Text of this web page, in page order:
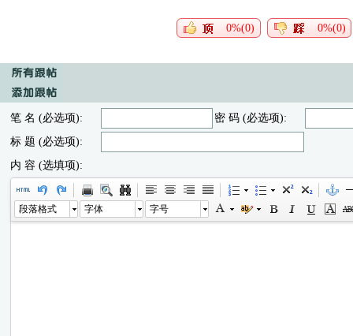
0%(0) 0%(0)
笔 名 (必选项):
密 码 (必选项):
标 题 (必选项):
内 容 (选填项):
段落格式 字体 字号